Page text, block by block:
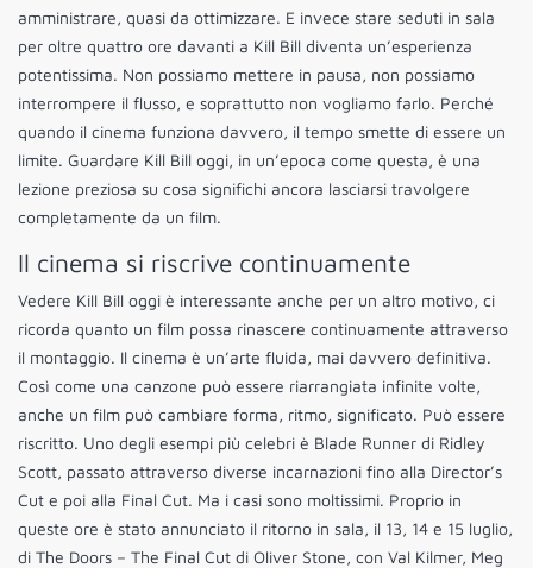
amministrare, quasi da ottimizzare. E invece stare seduti in sala
per oltre quattro ore davanti a Kill Bill diventa un’esperienza
potentissima. Non possiamo mettere in pausa, non possiamo
interrompere il flusso, e soprattutto non vogliamo farlo. Perché
quando il cinema funziona davvero, il tempo smette di essere un
limite. Guardare Kill Bill oggi, in un’epoca come questa, è una
lezione preziosa su cosa significhi ancora lasciarsi travolgere
completamente da un film.
Il cinema si riscrive continuamente
Vedere Kill Bill oggi è interessante anche per un altro motivo, ci
ricorda quanto un film possa rinascere continuamente attraverso
il montaggio. Il cinema è un’arte fluida, mai davvero definitiva.
Così come una canzone può essere riarrangiata infinite volte,
anche un film può cambiare forma, ritmo, significato. Può essere
riscritto. Uno degli esempi più celebri è Blade Runner di Ridley
Scott, passato attraverso diverse incarnazioni fino alla Director’s
Cut e poi alla Final Cut. Ma i casi sono moltissimi. Proprio in
queste ore è stato annunciato il ritorno in sala, il 13, 14 e 15 luglio,
di The Doors – The Final Cut di Oliver Stone, con Val Kilmer, Meg